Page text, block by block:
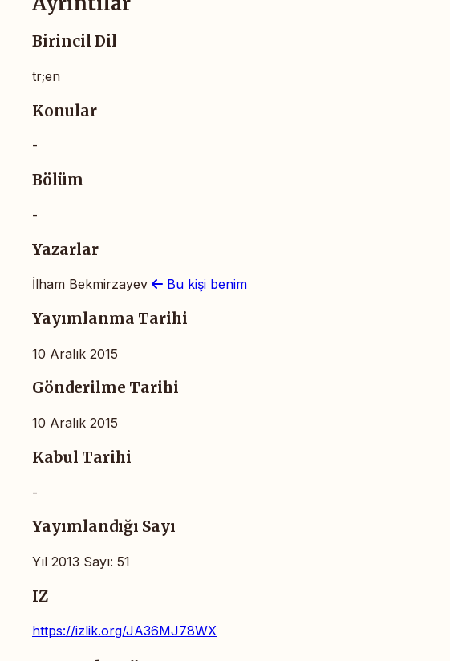
Birincil Dil
tr;en
Konular
-
Bölüm
-
Yazarlar
İlham Bekmirzayev Bu kişi benim
Yayımlanma Tarihi
10 Aralık 2015
Gönderilme Tarihi
10 Aralık 2015
Kabul Tarihi
-
Yayımlandığı Sayı
Yıl 2013 Sayı: 51
IZ
https://izlik.org/JA36MJ78WX